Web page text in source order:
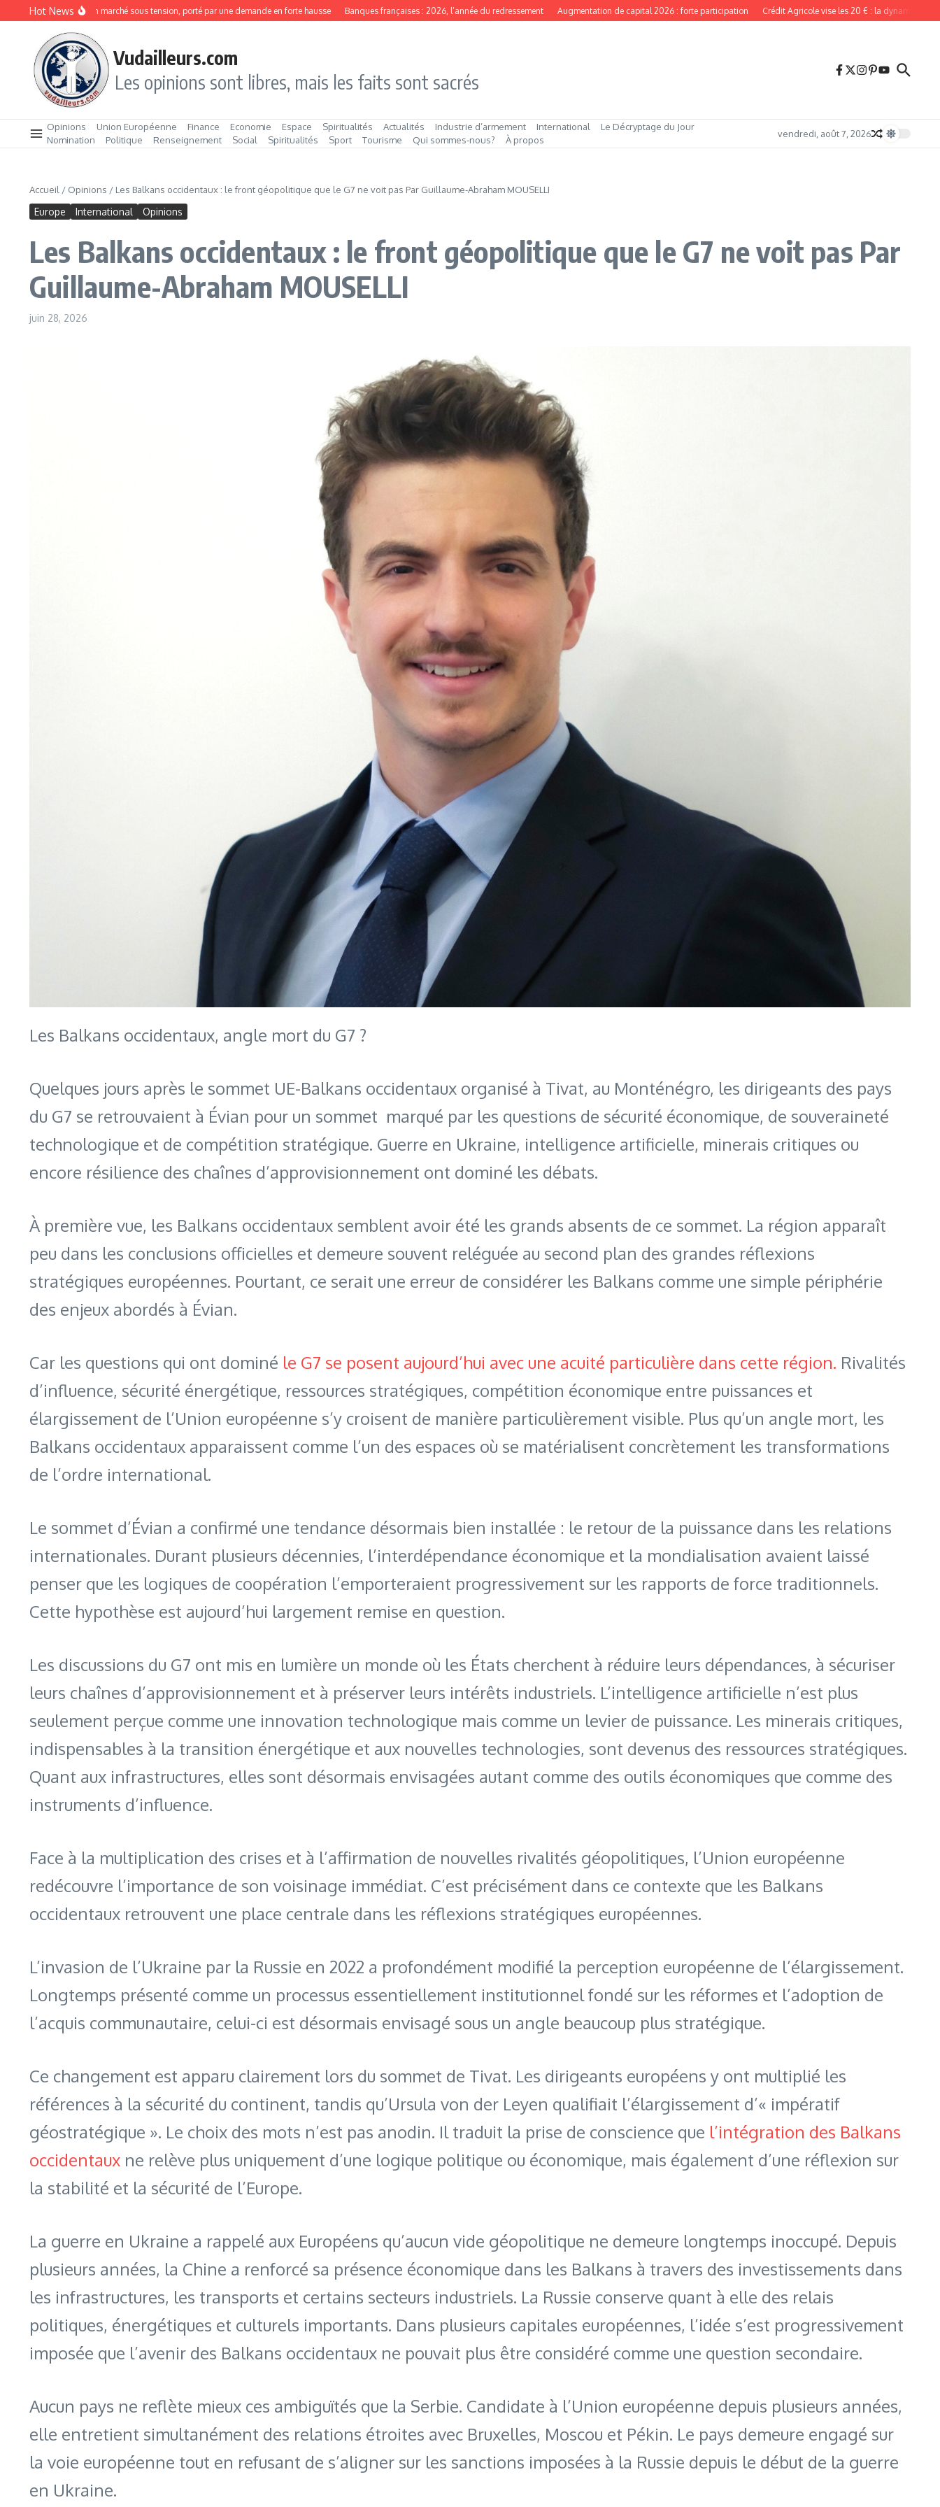
Aller au contenu
Hot News
en boîte : un marché sous tension, porté par une demande en forte hausse Banques françaises : 2026, l’année du redressement Augmentation de capital 2026 : forte participation Crédit Agricole vise les 20 € : la dynamique reste
Vudailleurs.com
Les opinions sont libres, mais les faits sont sacrés
Opinions Union Européenne Finance Economie Espace Spiritualités Actualités Industrie d’armement International
Le Décryptage du Jour
Nomination
Politique Renseignement Social Spiritualités Sport Tourisme Qui sommes‑nous? À propos
vendredi, août 7, 2026
Accueil / Opinions / Les Balkans occidentaux : le front géopolitique que le G7 ne voit pas Par Guillaume-Abraham MOUSELLI
Europe International Opinions
Les Balkans occidentaux : le front géopolitique que le G7 ne voit pas Par
Guillaume-Abraham MOUSELLI
juin 28, 2026
Les Balkans occidentaux, angle mort du G7 ?
Quelques jours après le sommet UE-Balkans occidentaux organisé à Tivat, au Monténégro, les dirigeants des pays
du G7 se retrouvaient à Évian pour un sommet marqué par les questions de sécurité économique, de souveraineté
technologique et de compétition stratégique. Guerre en Ukraine, intelligence artificielle, minerais critiques ou
encore résilience des chaînes d’approvisionnement ont dominé les débats.
À première vue, les Balkans occidentaux semblent avoir été les grands absents de ce sommet. La région apparaît
peu dans les conclusions officielles et demeure souvent reléguée au second plan des grandes réflexions
stratégiques européennes. Pourtant, ce serait une erreur de considérer les Balkans comme une simple périphérie
des enjeux abordés à Évian.
Car les questions qui ont dominé le G7 se posent aujourd’hui avec une acuité particulière dans cette région. Rivalités
d’influence, sécurité énergétique, ressources stratégiques, compétition économique entre puissances et
élargissement de l’Union européenne s’y croisent de manière particulièrement visible. Plus qu’un angle mort, les
Balkans occidentaux apparaissent comme l’un des espaces où se matérialisent concrètement les transformations
de l’ordre international.
Le sommet d’Évian a confirmé une tendance désormais bien installée : le retour de la puissance dans les relations
internationales. Durant plusieurs décennies, l’interdépendance économique et la mondialisation avaient laissé
penser que les logiques de coopération l’emporteraient progressivement sur les rapports de force traditionnels.
Cette hypothèse est aujourd’hui largement remise en question.
Les discussions du G7 ont mis en lumière un monde où les États cherchent à réduire leurs dépendances, à sécuriser
leurs chaînes d’approvisionnement et à préserver leurs intérêts industriels. L’intelligence artificielle n’est plus
seulement perçue comme une innovation technologique mais comme un levier de puissance. Les minerais critiques,
indispensables à la transition énergétique et aux nouvelles technologies, sont devenus des ressources stratégiques.
Quant aux infrastructures, elles sont désormais envisagées autant comme des outils économiques que comme des
instruments d’influence.
Face à la multiplication des crises et à l’affirmation de nouvelles rivalités géopolitiques, l’Union européenne
redécouvre l’importance de son voisinage immédiat. C’est précisément dans ce contexte que les Balkans
occidentaux retrouvent une place centrale dans les réflexions stratégiques européennes.
L’invasion de l’Ukraine par la Russie en 2022 a profondément modifié la perception européenne de l’élargissement.
Longtemps présenté comme un processus essentiellement institutionnel fondé sur les réformes et l’adoption de
l’acquis communautaire, celui-ci est désormais envisagé sous un angle beaucoup plus stratégique.
Ce changement est apparu clairement lors du sommet de Tivat. Les dirigeants européens y ont multiplié les
références à la sécurité du continent, tandis qu’Ursula von der Leyen qualifiait l’élargissement d’« impératif
géostratégique ». Le choix des mots n’est pas anodin. Il traduit la prise de conscience que l’intégration des Balkans
occidentaux ne relève plus uniquement d’une logique politique ou économique, mais également d’une réflexion sur
la stabilité et la sécurité de l’Europe.
La guerre en Ukraine a rappelé aux Européens qu’aucun vide géopolitique ne demeure longtemps inoccupé. Depuis
plusieurs années, la Chine a renforcé sa présence économique dans les Balkans à travers des investissements dans
les infrastructures, les transports et certains secteurs industriels. La Russie conserve quant à elle des relais
politiques, énergétiques et culturels importants. Dans plusieurs capitales européennes, l’idée s’est progressivement
imposée que l’avenir des Balkans occidentaux ne pouvait plus être considéré comme une question secondaire.
Aucun pays ne reflète mieux ces ambiguïtés que la Serbie. Candidate à l’Union européenne depuis plusieurs années,
elle entretient simultanément des relations étroites avec Bruxelles, Moscou et Pékin. Le pays demeure engagé sur
la voie européenne tout en refusant de s’aligner sur les sanctions imposées à la Russie depuis le début de la guerre
en Ukraine.